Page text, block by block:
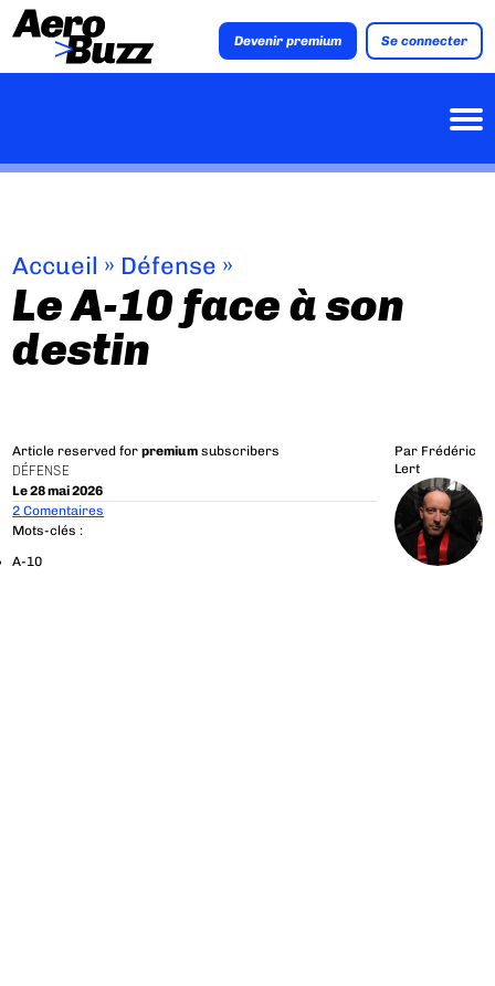
Devenir premium Se connecter
Accueil » Défense »
Le A-10 face à son
destin
Article reserved forpremium subscribers
DÉFENSE
Le 28 mai 2026
Par Frédéric
Lert
2 Comentaires
Mots-clés :
A-10